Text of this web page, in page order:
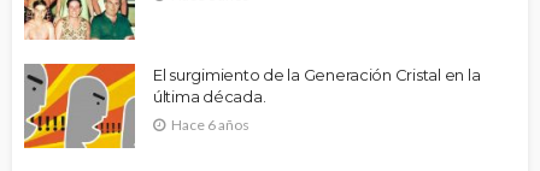
El surgimiento de la Generación Cristal en la
última década.
Hace 6 años